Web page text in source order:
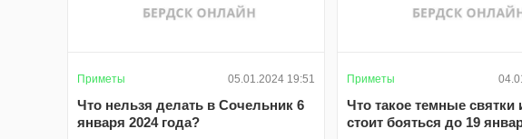
Приметы 05.01.2024 19:51
Что нельзя делать в Сочельник 6
января 2024 года?
Приметы
Что такое темные святки
стоит бояться до 19